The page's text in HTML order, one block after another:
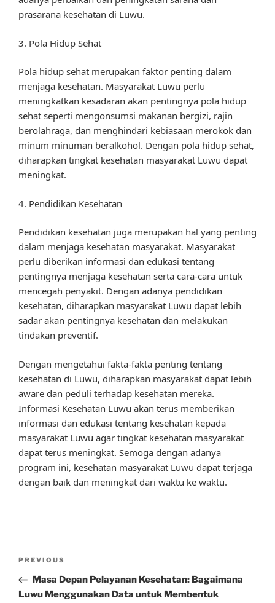
prasarana kesehatan di Luwu.
3. Pola Hidup Sehat
Pola hidup sehat merupakan faktor penting dalam
menjaga kesehatan. Masyarakat Luwu perlu
meningkatkan kesadaran akan pentingnya pola hidup
sehat seperti mengonsumsi makanan bergizi, rajin
berolahraga, dan menghindari kebiasaan merokok dan
minum minuman beralkohol. Dengan pola hidup sehat,
diharapkan tingkat kesehatan masyarakat Luwu dapat
meningkat.
4. Pendidikan Kesehatan
Pendidikan kesehatan juga merupakan hal yang penting
dalam menjaga kesehatan masyarakat. Masyarakat
perlu diberikan informasi dan edukasi tentang
pentingnya menjaga kesehatan serta cara-cara untuk
mencegah penyakit. Dengan adanya pendidikan
kesehatan, diharapkan masyarakat Luwu dapat lebih
sadar akan pentingnya kesehatan dan melakukan
tindakan preventif.
Dengan mengetahui fakta-fakta penting tentang
kesehatan di Luwu, diharapkan masyarakat dapat lebih
aware dan peduli terhadap kesehatan mereka.
Informasi Kesehatan Luwu akan terus memberikan
informasi dan edukasi tentang kesehatan kepada
masyarakat Luwu agar tingkat kesehatan masyarakat
dapat terus meningkat. Semoga dengan adanya
program ini, kesehatan masyarakat Luwu dapat terjaga
dengan baik dan meningkat dari waktu ke waktu.
Previous
Post
PREVIOUS
Masa Depan Pelayanan Kesehatan: Bagaimana
Luwu Menggunakan Data untuk Membentuk